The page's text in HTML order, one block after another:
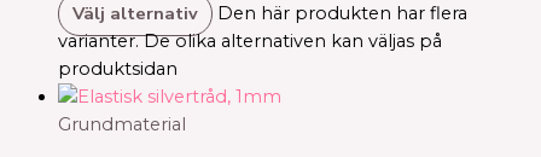
Välj alternativ
Den här produkten har flera
varianter. De olika alternativen kan väljas på
produktsidan
Grundmaterial